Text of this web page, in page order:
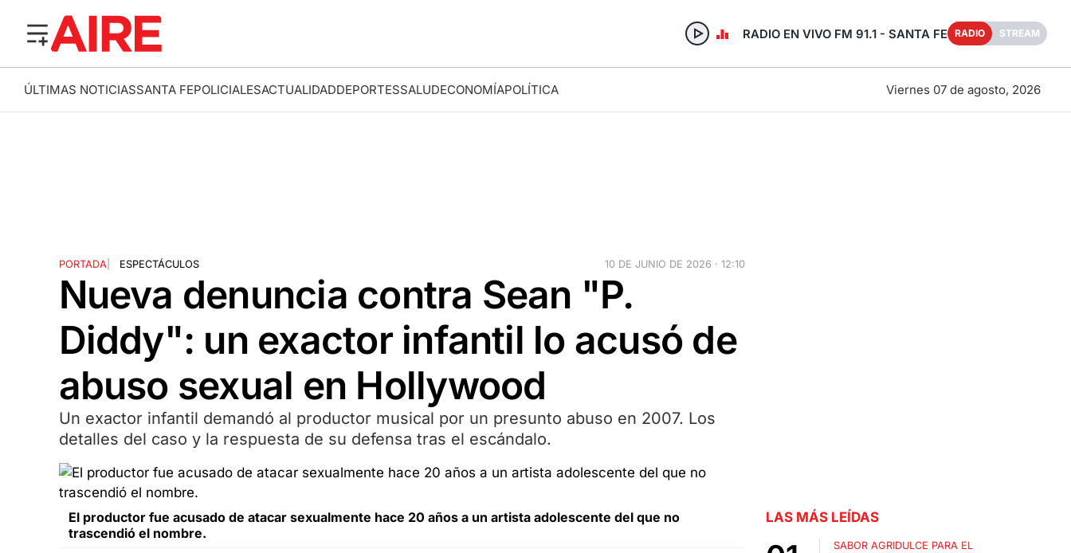
RADIO EN VIVO FM 91.1 - SANTA FE RADIO STREAM
ÚLTIMAS NOTICIASSANTA FEPOLICIALESACTUALIDADDEPORTESSALUDECONOMÍAPOLÍTICA Viernes 07 de agosto, 2026
PORTADA| ESPECTÁCULOS 10 DE JUNIO DE 2026 · 12:10
Nueva denuncia contra Sean "P.
Diddy": un exactor infantil lo acusó de
abuso sexual en Hollywood
Un exactor infantil demandó al productor musical por un presunto abuso en 2007. Los
detalles del caso y la respuesta de su defensa tras el escándalo.
El productor fue acusado de atacar sexualmente hace 20 años a un artista adolescente del que no
trascendió el nombre.
LAS MÁS LEÍDAS
SABOR AGRIDULCE PARA EL